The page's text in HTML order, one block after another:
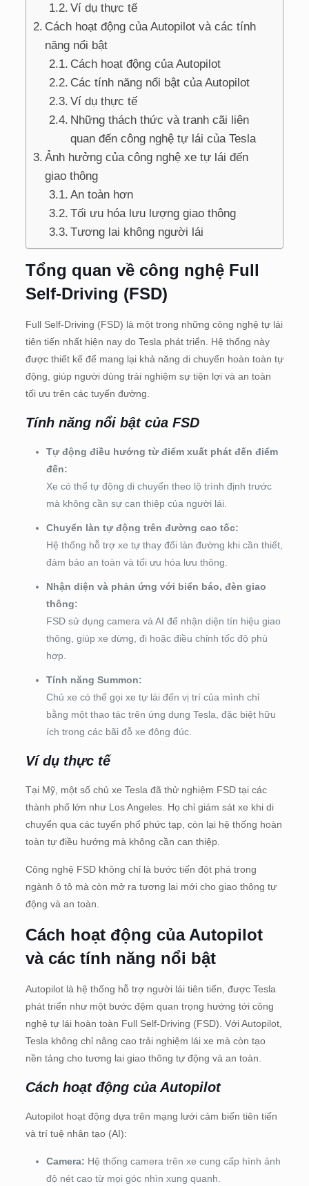
Ví dụ thực tế
Cách hoạt động của Autopilot và các tính
năng nổi bật
Cách hoạt động của Autopilot
Các tính năng nổi bật của Autopilot
Ví dụ thực tế
Những thách thức và tranh cãi liên
quan đến công nghệ tự lái của Tesla
Ảnh hưởng của công nghệ xe tự lái đến
giao thông
An toàn hơn
Tối ưu hóa lưu lượng giao thông
Tương lai không người lái
Tổng quan về công nghệ Full
Self-Driving (FSD)
Full Self-Driving (FSD) là một trong những công nghệ tự lái
tiên tiến nhất hiện nay do Tesla phát triển. Hệ thống này
được thiết kế để mang lại khả năng di chuyển hoàn toàn tự
động, giúp người dùng trải nghiệm sự tiện lợi và an toàn
tối ưu trên các tuyến đường.
Tính năng nổi bật của FSD
Tự động điều hướng từ điểm xuất phát đến điểm
đến:
Xe có thể tự động di chuyển theo lộ trình định trước
mà không cần sự can thiệp của người lái.
Chuyển làn tự động trên đường cao tốc:
Hệ thống hỗ trợ xe tự thay đổi làn đường khi cần thiết,
đảm bảo an toàn và tối ưu hóa lưu thông.
Nhận diện và phản ứng với biển báo, đèn giao
thông:
FSD sử dụng camera và AI để nhận diện tín hiệu giao
thông, giúp xe dừng, đi hoặc điều chỉnh tốc độ phù
hợp.
Tính năng Summon:
Chủ xe có thể gọi xe tự lái đến vị trí của mình chỉ
bằng một thao tác trên ứng dụng Tesla, đặc biệt hữu
ích trong các bãi đỗ xe đông đúc.
Ví dụ thực tế
Tại Mỹ, một số chủ xe Tesla đã thử nghiệm FSD tại các
thành phố lớn như Los Angeles. Họ chỉ giám sát xe khi di
chuyển qua các tuyến phố phức tạp, còn lại hệ thống hoàn
toàn tự điều hướng mà không cần can thiệp.
Công nghệ FSD không chỉ là bước tiến đột phá trong
ngành ô tô mà còn mở ra tương lai mới cho giao thông tự
động và an toàn.
Cách hoạt động của Autopilot
và các tính năng nổi bật
Autopilot là hệ thống hỗ trợ người lái tiên tiến, được Tesla
phát triển như một bước đệm quan trọng hướng tới công
nghệ tự lái hoàn toàn Full Self-Driving (FSD). Với Autopilot,
Tesla không chỉ nâng cao trải nghiệm lái xe mà còn tạo
nền tảng cho tương lai giao thông tự động và an toàn.
Cách hoạt động của Autopilot
Autopilot hoạt động dựa trên mạng lưới cảm biến tiên tiến
và trí tuệ nhân tạo (AI):
Camera: Hệ thống camera trên xe cung cấp hình ảnh
độ nét cao từ mọi góc nhìn xung quanh.